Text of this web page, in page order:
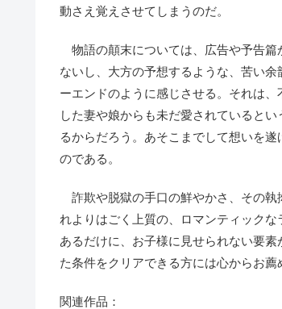
動さえ覚えさせてしまうのだ。
物語の顛末については、広告や予告篇
ないし、大方の予想するような、苦い
ーエンドのように感じさせる。それは
した妻や娘からも未だ愛されているとい
るからだろう。あそこまでして想いを
のである。
詐欺や脱獄の手口の鮮やかさ、その執
れよりはごく上質の、ロマンティック
あるだけに、お子様に見せられない要
た条件をクリアできる方には心からお薦
関連作品：